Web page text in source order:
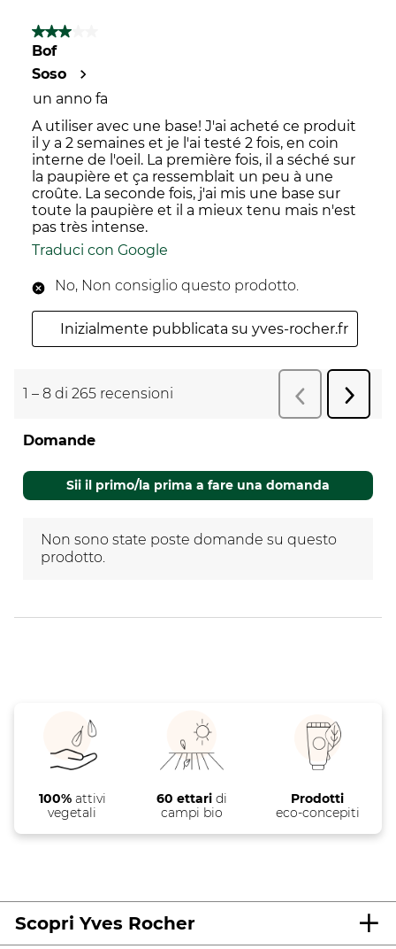
3 su 5 stelle.
Bof
Soso
un anno fa
A utiliser avec une base! J'ai acheté ce produit
il y a 2 semaines et je l'ai testé 2 fois, en coin
interne de l'oeil. La première fois, il a séché sur
la paupière et ça ressemblait un peu à une
croûte. La seconde fois, j'ai mis une base sur
toute la paupière et il a mieux tenu mais n'est
pas très intense.
Traduci con Google
No, Non consiglio questo prodotto.
Inizialmente pubblicata su yves-rocher.fr
1 – 8 di 265 recensioni Precedente
Non sono state poste domande su questo
Domande
Sii il primo/la prima a fare una domanda
Non sono state poste domande su questo
prodotto.
100%attivi
vegetali
60 ettaridi
campi bio
Prodotti
eco-concepiti
Scopri Yves Rocher